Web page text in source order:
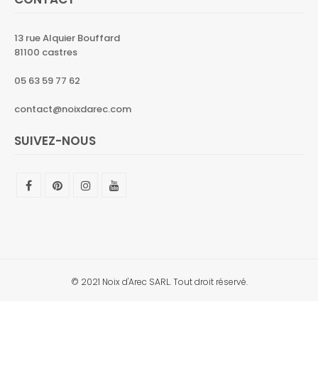
13 rue Alquier Bouffard
81100 castres
05 63 59 77 62
contact@noixdarec.com
SUIVEZ-NOUS
© 2021 Noix d'Arec SARL. Tout droit réservé.